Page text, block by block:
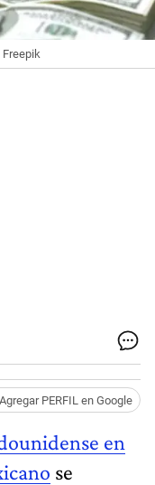
Agregar PERFIL en Google
en
se